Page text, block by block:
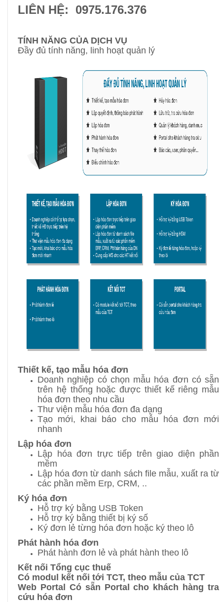
LIÊN HỆ: 0975.176.376
TÍNH NĂNG CỦA DỊCH VỤ
Đầy đủ tính năng, linh hoạt quản lý
Thiết kế, tạo mẫu hóa đơn
Doanh nghiệp có chọn mẫu hóa đơn có sẵn
trên hệ thống hoặc được thiết kế riêng mẫu
hóa đơn theo nhu cầu
Thư viện mẫu hóa đơn đa dạng
Tạo mới, khai báo cho mẫu hóa đơn mới
nhanh
Lập hóa đơn
Lập hóa đơn trực tiếp trên giao diện phần
mềm
Lập hóa đơn từ danh sách file mẫu, xuất ra từ
các phần mềm Erp, CRM, ..
Ký hóa đơn
Hỗ trợ ký bằng USB Token
Hỗ trợ ký bằng thiết bị ký số
Ký đơn lẻ từng hóa đơn hoặc ký theo lô
Phát hành hóa đơn
Phát hành đơn lẻ và phát hành theo lô
Kết nối Tổng cục thuế
Có modul kết nối tới TCT, theo mẫu của TCT
Web Portal Có sẵn Portal cho khách hàng tra
cứu hóa đơn